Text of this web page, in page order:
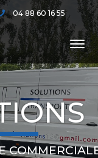
04 88 60 16 55